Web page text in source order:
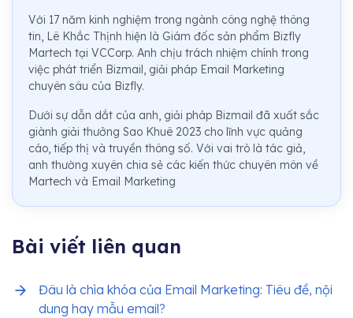
Với 17 năm kinh nghiệm trong ngành công nghệ thông
tin, Lê Khắc Thịnh hiện là Giám đốc sản phẩm Bizfly
Martech tại VCCorp. Anh chịu trách nhiệm chính trong
việc phát triển Bizmail, giải pháp Email Marketing
chuyên sâu của Bizfly.
Dưới sự dẫn dắt của anh, giải pháp Bizmail đã xuất sắc
giành giải thưởng Sao Khuê 2023 cho lĩnh vực quảng
cáo, tiếp thị và truyền thông số. Với vai trò là tác giả,
anh thường xuyên chia sẻ các kiến thức chuyên môn về
Martech và Email Marketing
Bài viết liên quan
Đâu là chìa khóa của Email Marketing: Tiêu đề, nội
dung hay mẫu email?